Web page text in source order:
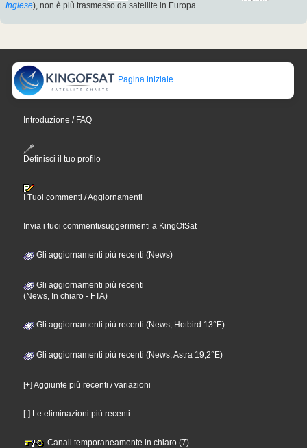
Inglese), non è più trasmesso da satellite in Europa.
Pagina iniziale
Introduzione / FAQ
Definisci il tuo profilo
I Tuoi commenti / Aggiornamenti
Invia i tuoi commenti/suggerimenti a KingOfSat
Gli aggiornamenti più recenti (News)
Gli aggiornamenti più recenti
(News, In chiaro - FTA)
Gli aggiornamenti più recenti (News, Hotbird 13°E)
Gli aggiornamenti più recenti (News, Astra 19,2°E)
[+] Aggiunte più recenti / variazioni
[-] Le eliminazioni più recenti
Canali temporaneamente in chiaro (7)